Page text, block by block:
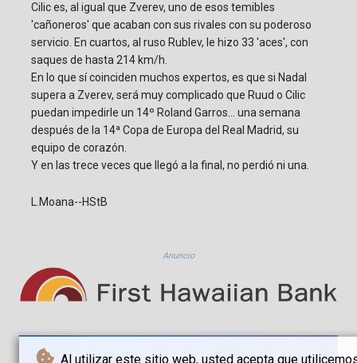
Al utilizar este sitio web, usted acepta que
Cilic es, al igual que Zverev, uno de esos temibles
'cañoneros' que acaban con sus rivales con su poderoso
servicio. En cuartos, al ruso Rublev, le hizo 33 'aces', con
saques de hasta 214 km/h.
En lo que sí coinciden muchos expertos, es que si Nadal
supera a Zverev, será muy complicado que Ruud o Cilic
puedan impedirle un 14º Roland Garros... una semana
después de la 14ª Copa de Europa del Real Madrid, su
equipo de corazón.
Y en las trece veces que llegó a la final, no perdió ni una.
L.Moana--HStB
Anuncio